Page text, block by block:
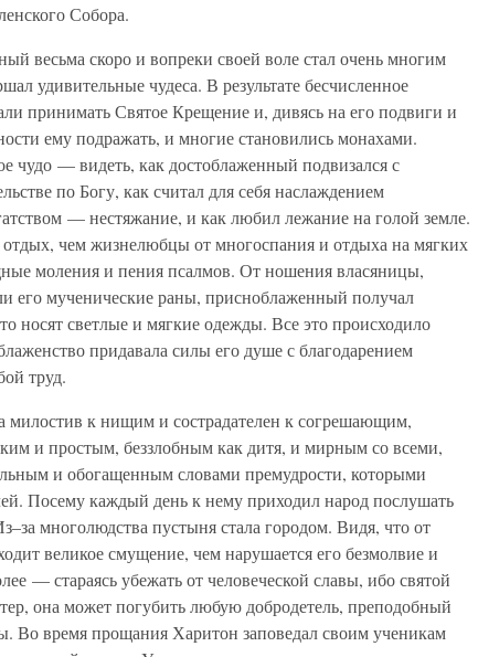
Собора.
весьма скоро и вопреки своей воле стал очень многим
удивительные чудеса. В результате бесчисленное
принимать Святое Крещение и, дивясь на его подвиги и
ему подражать, и многие становились монахами.
чудо — видеть, как достоблаженный подвизался с
по Богу, как считал для себя наслаждением
— нестяжание, и как любил лежание на голой земле.
чем жизнелюбцы от многоспания и отдыха на мягких
моления и пения псалмов. От ношения власяницы,
его мученические раны, присноблаженный получал
носят светлые и мягкие одежды. Все это происходило
придавала силы его душе с благодарением
труд.
к нищим и сострадателен к согрешающим,
и простым, беззлобным как дитя, и мирным со всеми,
и обогащенным словами премудрости, которыми
Посему каждый день к нему приходил народ послушать
многолюдства пустыня стала городом. Видя, что от
великое смущение, чем нарушается его безмолвие и
— стараясь убежать от человеческой славы, ибо святой
она может погубить любую добродетель, преподобный
Во время прощания Харитон заповедал своим ученикам